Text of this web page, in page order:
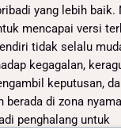
yang lebih baik.
mencapai versi
tidak selalu
kegagalan,
keputusan,
berada di zona
penghalang untuk